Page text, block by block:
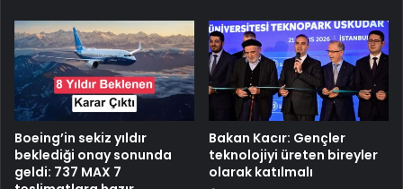
Boeing’in sekiz yıldır
beklediği onay sonunda
geldi: 737 MAX 7
Bakan Kacır: Gençler
teknolojiyi üreten bireyler
olarak katılmalı